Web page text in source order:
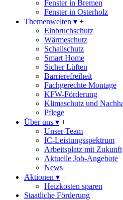
Fenster in Bremen
Fenster in Osterholz
Themenwelten ▾ +
Einbruchschutz
Wärmeschutz
Schallschutz
Smart Home
Sicher Lüften
Barrierefreiheit
Fachgerechte Montage
KFW-Förderung
Klimaschutz und
Pflege
Über uns ▾ +
Unser Team
IC-Leistungsspektrum
Arbeitsplatz mit Zukunft
Aktuelle Job-Angebote
News
Aktionen ▾ +
Heizkosten sparen
Staatliche Förderung